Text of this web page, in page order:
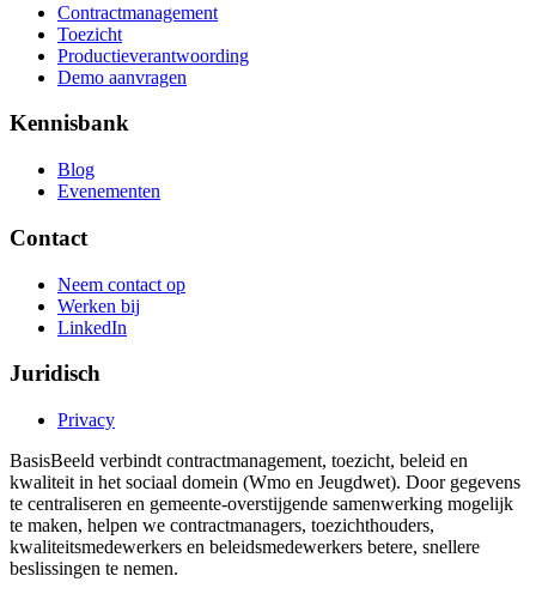
Contractmanagement
Toezicht
Productieverantwoording
Demo aanvragen
Kennisbank
Blog
Evenementen
Contact
Neem contact op
Werken bij
LinkedIn
Juridisch
Privacy
BasisBeeld verbindt contractmanagement, toezicht, beleid en
kwaliteit in het sociaal domein (Wmo en Jeugdwet). Door gegevens
te centraliseren en gemeente-overstijgende samenwerking mogelijk
te maken, helpen we contractmanagers, toezichthouders,
kwaliteitsmedewerkers en beleidsmedewerkers betere, snellere
beslissingen te nemen.